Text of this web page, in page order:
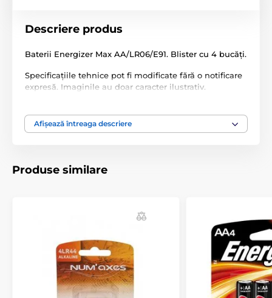
Descriere produs
Baterii Energizer Max AA/LR06/E91. Blister cu 4 bucăți.
Specificațiile tehnice pot fi modificate fără o notificare
expresă. Imaginile au doar caracter ilustrativ.
Produsul este inclus în categoria
Afișează întreaga descriere
Produse similare